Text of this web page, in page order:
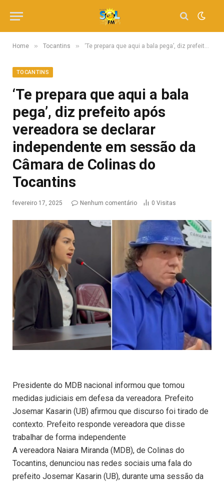
Home » Tocantins » ‘Te prepara que aqui a bala pega’, diz prefeito após vereadora se declarar independente em sessão da Câmara de Colinas do Tocantins
TOCANTINS
‘Te prepara que aqui a bala
pega’, diz prefeito após
vereadora se declarar
independente em sessão da
Câmara de Colinas do
Tocantins
fevereiro 17, 2025 Nenhum comentário 0 Visitas
Presidente do MDB nacional informou que tomou
medidas judiciais em defesa da vereadora. Prefeito
Josemar Kasarin (UB) afirmou que discurso foi tirado de
contexto. Prefeito responde vereadora que disse
trabalhar de forma independente
A vereadora Naiara Miranda (MDB), de Colinas do
Tocantins, denunciou nas redes sociais uma fala do
prefeito Josemar Kasarin (UB), durante uma sessão da